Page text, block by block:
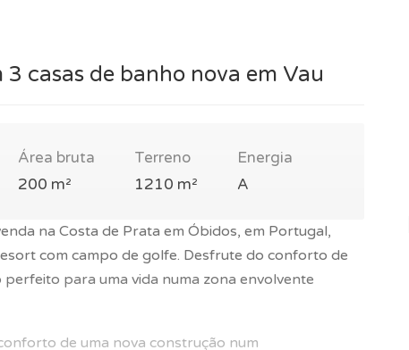
casas de banho nova em Vau
Área bruta
200 m²
Terreno
1210 m²
Energia
A
na Costa de Prata em Óbidos, em Portugal,
com campo de golfe. Desfrute do conforto de
para uma vida numa zona envolvente
de uma nova construção num